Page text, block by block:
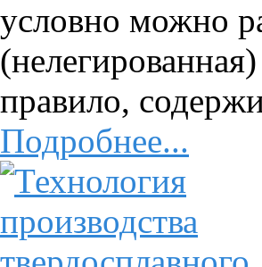
условно можно
правило,
Подробнее...